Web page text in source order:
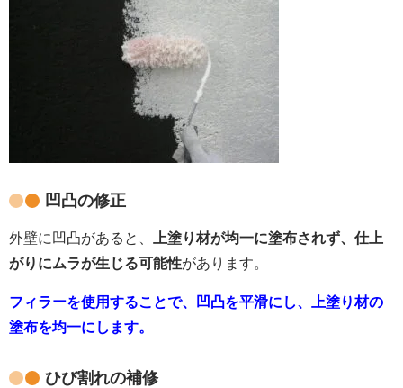
凹凸の修正
外壁に凹凸があると、
上塗り材が均一に塗布されず、仕上
がりにムラが生じる可能性があります。
フィラーを使用することで、凹凸を平滑にし、上塗り材の
塗布を均一にします。
ひび割れの補修